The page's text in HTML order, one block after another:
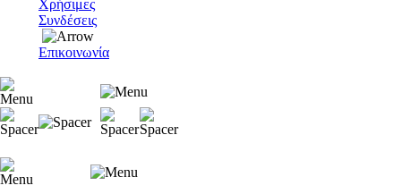
Χρήσιμες
Συνδέσεις
Επικοινωνία